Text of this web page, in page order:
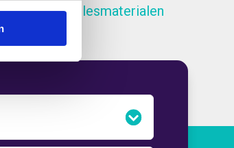
lesmaterialen